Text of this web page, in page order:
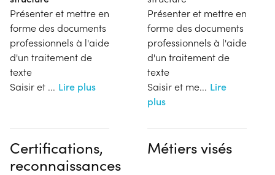
Présenter et mettre en
forme des documents
professionnels à l'aide
d'un traitement de
texte
Saisir et ... Lire plus
Présenter et mettre en
forme des documents
professionnels à l'aide
d'un traitement de
texte
Saisir et me... Lire
plus
Certifications,
reconnaissances
Métiers visés